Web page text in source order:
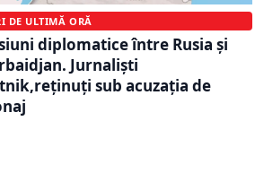
DE ULTIMĂ ORĂ
diplomatice între Rusia și
Jurnaliști
sub acuzația de